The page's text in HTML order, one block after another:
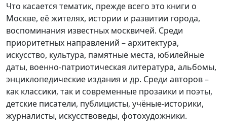
Что касается тематик, прежде всего это книги о
Москве, её жителях, истории и развитии города,
воспоминания известных москвичей. Среди
приоритетных направлений – архитектура,
искусство, культура, памятные места, юбилейные
даты, военно-патриотическая литература, альбомы,
энциклопедические издания и др. Среди авторов –
как классики, так и современные прозаики и поэты,
детские писатели, публицисты, учёные-историки,
журналисты, искусствоведы, фотохудожники.